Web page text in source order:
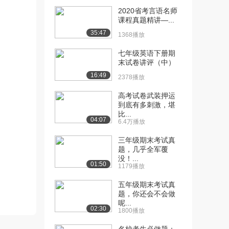
[10] 4.1唐代的行卷诗
（上）（下）
1417播放
07:37
[11] 4.2唐代的行卷诗
05:14
[12] 4.2唐代的行卷诗
05:19
[13] 5.1李肱因诗得状元
06:59
[14] 5.1李肱因诗得状元
（下）
07:01
35:47
2020省考言语名师
课程真题精讲—...
1368播放
16:49
七年级英语下册期
末试卷讲评（中）
2378播放
04:07
高考试卷武装押运
到底有多刺激，堪
比...
6.4万播放
01:50
三年级期末考试真
题，几乎全军覆
没！...
1179播放
02:30
五年级期末考试真
题，你还会不会做
呢...
1800播放